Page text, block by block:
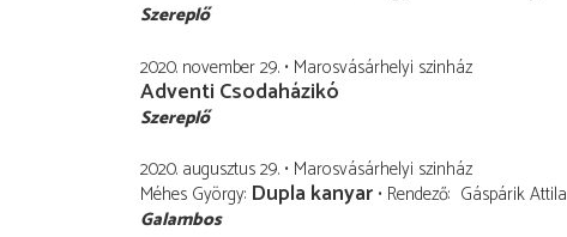
Szereplő
2020. november 29. Marosvásárhelyi szinház
Adventi Csodaházikó
Szereplő
2020. augusztus 29. Marosvásárhelyi szinház
Méhes György Dupla kanyar Rendező Gáspárik Attila
Galambos